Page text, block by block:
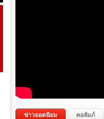
ข่าวยอดนิยม คอลัมภ์